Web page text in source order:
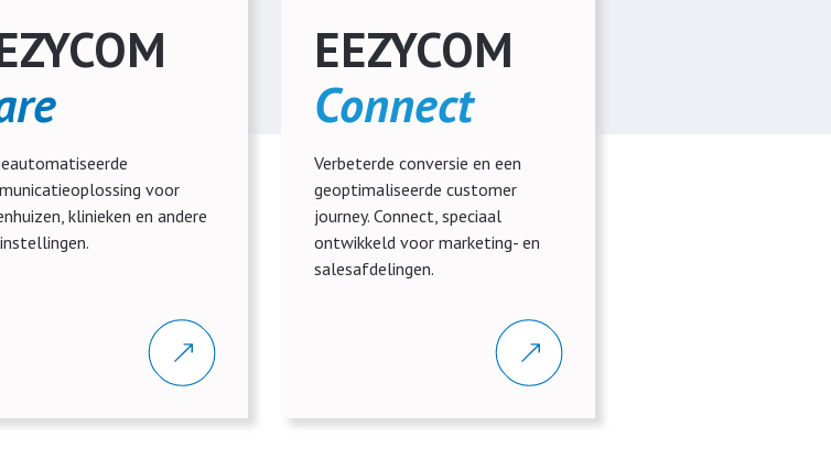
voor
klinieken en andere
EEZYCOM
Connect
Verbeterde conversie en een
geoptimaliseerde customer
journey. Connect, speciaal
ontwikkeld voor marketing- en
salesafdelingen.